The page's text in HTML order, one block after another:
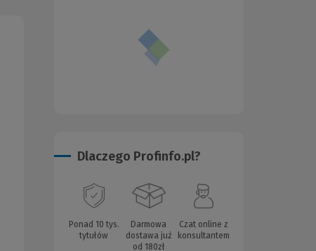
Dlaczego Profinfo.pl?
Ponad 10 tys.
tytułów
Darmowa
dostawa już
od 180zł
Czat online z
konsultantem